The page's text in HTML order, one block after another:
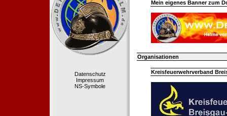
Datenschutz
Impressum
NS-Symbole
Mein eigenes Banner zum
Organisationen
Kreisfeuerwehrverband